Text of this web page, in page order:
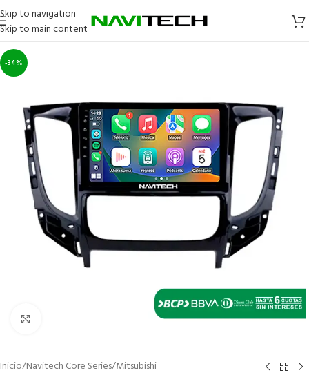
Skip to navigation
Skip to main content
-34%
Inicio/Navitech Core Series/Mitsubishi